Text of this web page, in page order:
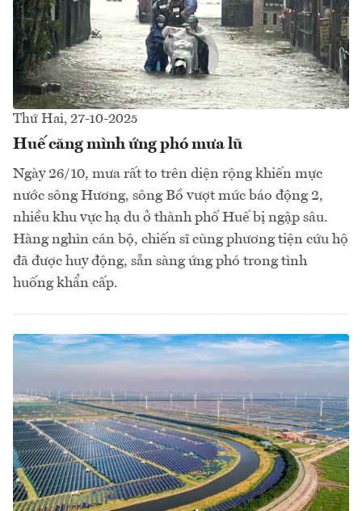
Thứ Hai, 27-10-2025
Huế căng mình ứng phó mưa lũ
Ngày 26/10, mưa rất to trên diện rộng khiến mực
nước sông Hương, sông Bồ vượt mức báo động 2,
nhiều khu vực hạ du ở thành phố Huế bị ngập sâu.
Hàng nghìn cán bộ, chiến sĩ cùng phương tiện cứu hộ
đã được huy động, sẵn sàng ứng phó trong tình
huống khẩn cấp.